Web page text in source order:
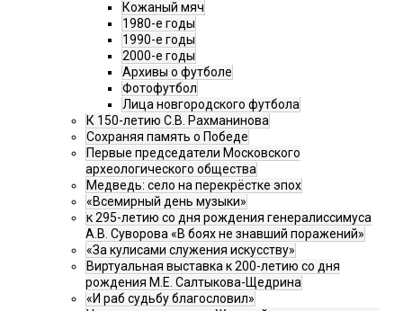
Кожаный мяч
1980-е годы
1990-е годы
2000-е годы
Архивы о футболе
Фотофутбол
Лица новгородского футбола
К 150-летию С.В. Рахманинова
Сохраняя память о Победе
Первые председатели Московского
археологического общества
Медведь: село на перекрёстке эпох
«Всемирный день музыки»
к 295-летию со дня рождения генералиссимуса
А.В. Суворова «В боях не знавший поражений»
«За кулисами служения искусству»
Виртуальная выставка к 200-летию со дня
рождения М.Е. Салтыкова-Щедрина
«И раб судьбу благословил»